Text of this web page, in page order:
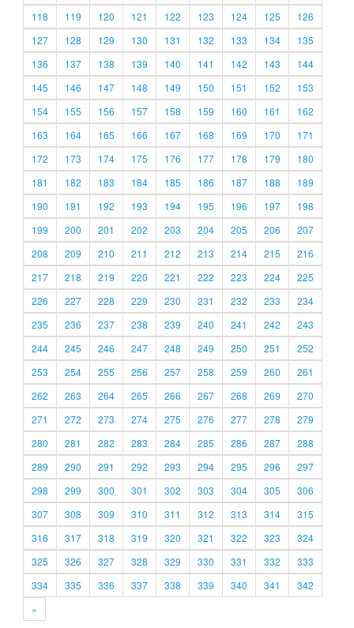
118
119 120 121 122 123 124 125
126
127
128 129 130 131 132 133 134
135
136
137 138 139 140 141 142 143
144
145
146 147 148 149 150 151 152
153
154
155 156 157 158 159 160 161
162
163
164 165 166 167 168 169 170
171
172
173 174 175 176 177 178 179
180
181
182 183 184 185 186 187 188
189
190
191 192 193 194 195 196 197
198
199
200 201 202 203 204 205 206
207
208
209 210 211 212 213 214 215
216
217
218 219 220 221 222 223 224
225
226
227 228 229 230 231 232 233
234
235
236 237 238 239 240 241 242
243
244
245 246 247 248 249 250 251
252
253
254 255 256 257 258 259 260
261
262
263 264 265 266 267 268 269
270
271
272 273 274 275 276 277 278
279
280
281 282 283 284 285 286 287
288
289
290 291 292 293 294 295 296
297
298
299 300 301 302 303 304 305
306
307
308 309 310 311 312 313 314
315
316
317 318 319 320 321 322 323
324
325
326 327 328 329 330 331 332
333
334
335 336 337 338 339 340 341
342
»